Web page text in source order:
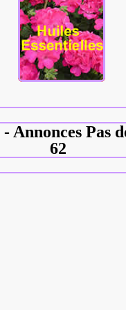
Annonces Pas
62